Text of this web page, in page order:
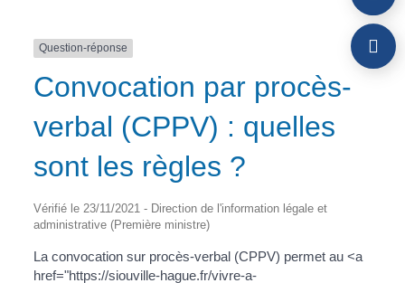
Question-réponse
Convocation par procès-
verbal (CPPV) : quelles
sont les règles ?
Vérifié le 23/11/2021 - Direction de l'information légale et
administrative (Première ministre)
La convocation sur procès-verbal (CPPV) permet au <a
href="https://siouville-hague.fr/vivre-a-